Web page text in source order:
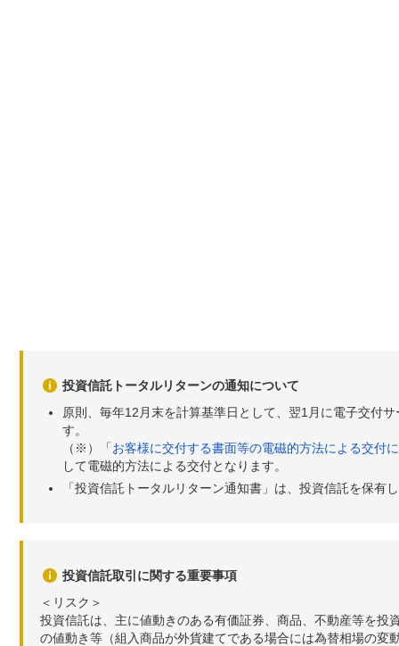
投資信託トータルリターンの通知について
原則、毎年12月末を計算基準日として、翌1月に電子交付
す。
（※）「お客様に交付する書面等の電磁的方法による交付
して電磁的方法による交付となります。
「投資信託トータルリターン通知書」は、投資信託を保有
投資信託取引に関する重要事項
＜リスク＞
投資信託は、主に値動きのある有価証券、商品、不動産等を
の値動き等（組入商品が外貨建てである場合には為替相場の